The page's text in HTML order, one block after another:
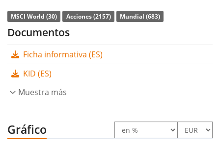
reinvierten en el ETF.
muy grande con14.659m Euro de activos
gestionados
MSCI World (30) Acciones (2157) Mundial (683)
Documentos
Ficha informativa (ES)
KID (ES)
Muestra más
Gráfico